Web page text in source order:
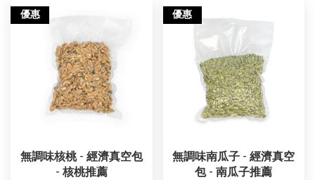
優惠
無調味核桃 - 經濟真空包
- 核桃推薦
優惠
無調味南瓜子 - 經濟真空
包 - 南瓜子推薦